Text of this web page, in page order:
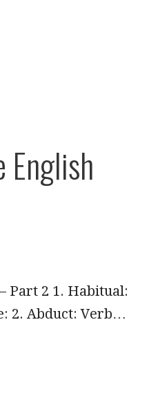
English
Part 2 1. Habitual:
2. Abduct: Verb…